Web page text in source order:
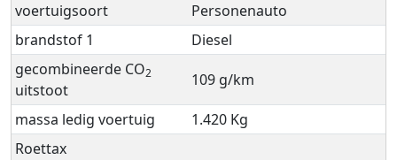
voertuigsoort
Personenauto
brandstof 1
Diesel
gecombineerde CO2
uitstoot
109 g/km
massa ledig voertuig
1.420 Kg
Roettax